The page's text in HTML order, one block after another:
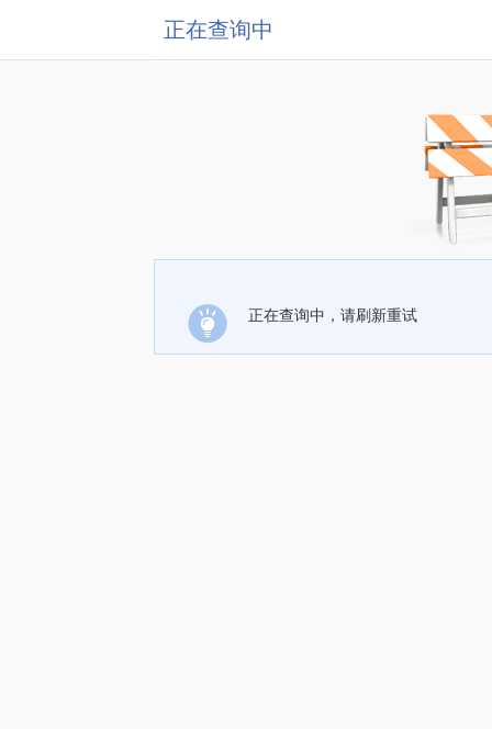
正在查询中
正在查询中，请刷新重试